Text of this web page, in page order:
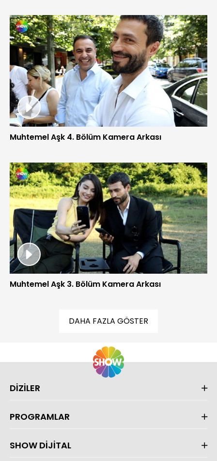
Muhtemel Aşk 4. Bölüm Kamera Arkası
Muhtemel Aşk 3. Bölüm Kamera Arkası
DAHA FAZLA GÖSTER
DİZİLER
PROGRAMLAR
SHOW DİJİTAL